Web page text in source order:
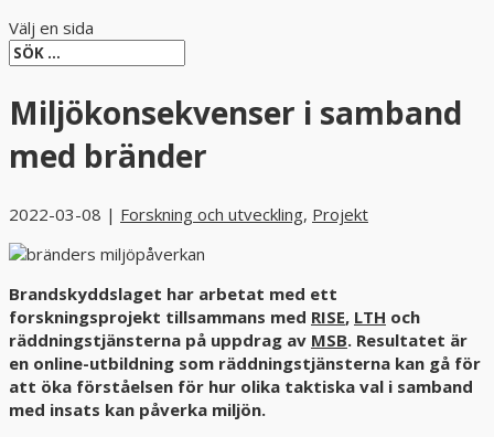
Välj en sida
Miljökonsekvenser i samband
med bränder
2022-03-08 | Forskning och utveckling, Projekt
Brandskyddslaget har arbetat med ett
forskningsprojekt tillsammans med RISE, LTH och
räddningstjänsterna på uppdrag av MSB. Resultatet är
en online-utbildning som räddningstjänsterna kan gå för
att öka förståelsen för hur olika taktiska val i samband
med insats kan påverka miljön.